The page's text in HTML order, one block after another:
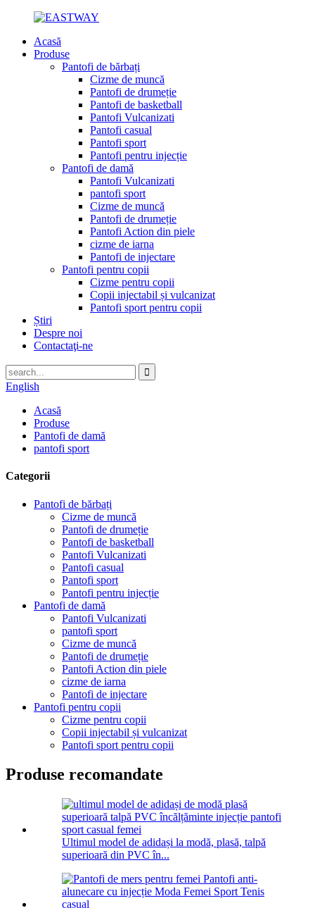
Acasă
Produse
Pantofi de bărbați
Cizme de muncă
Pantofi de drumeție
Pantofi de basketball
Pantofi Vulcanizati
Pantofi casual
Pantofi sport
Pantofi pentru injecție
Pantofi de damă
Pantofi Vulcanizati
pantofi sport
Cizme de muncă
Pantofi de drumeție
Pantofi Action din piele
cizme de iarna
Pantofi de injectare
Pantofi pentru copii
Cizme pentru copii
Copii injectabil și vulcanizat
Pantofi sport pentru copii
Știri
Despre noi
Contactaţi-ne
English
Acasă
Produse
Pantofi de damă
pantofi sport
Categorii
Pantofi de bărbați
Cizme de muncă
Pantofi de drumeție
Pantofi de basketball
Pantofi Vulcanizati
Pantofi casual
Pantofi sport
Pantofi pentru injecție
Pantofi de damă
Pantofi Vulcanizati
pantofi sport
Cizme de muncă
Pantofi de drumeție
Pantofi Action din piele
cizme de iarna
Pantofi de injectare
Pantofi pentru copii
Cizme pentru copii
Copii injectabil și vulcanizat
Pantofi sport pentru copii
Produse recomandate
Ultimul model de adidași la modă, plasă, talpă
superioară din PVC în...